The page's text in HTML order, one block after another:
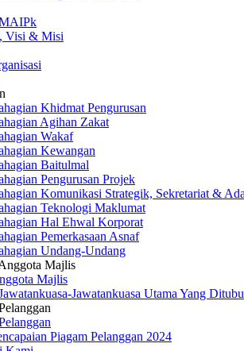
Visi & Misi
Khidmat Pengurusan
Agihan Zakat
Wakaf
Kewangan
Baitulmal
Pengurusan Projek
Komunikasi Strategik, Sekretariat &
Teknologi Maklumat
Hal Ehwal Korporat
Pemerkasaan Asnaf
Undang-Undang
Majlis
Majlis
Jawatankuasa Utama Yang
Piagam Pelanggan 2024